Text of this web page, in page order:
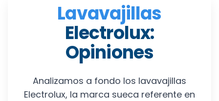
Lavavajillas
Electrolux:
Opiniones
Analizamos a fondo los lavavajillas
Electrolux, la marca sueca referente en